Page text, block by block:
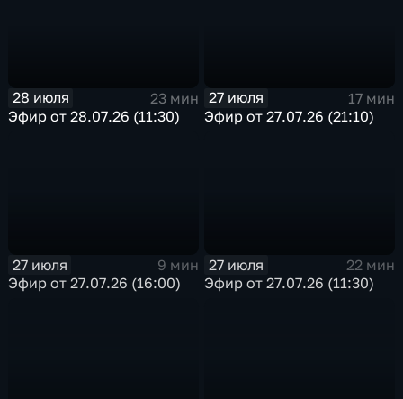
28 июля
23 мин
Эфир от 28.07.26 (11:30)
27 июля
17 мин
Эфир от 27.07.26 (21:10)
27 июля
9 мин
Эфир от 27.07.26 (16:00)
27 июля
22 мин
Эфир от 27.07.26 (11:30)